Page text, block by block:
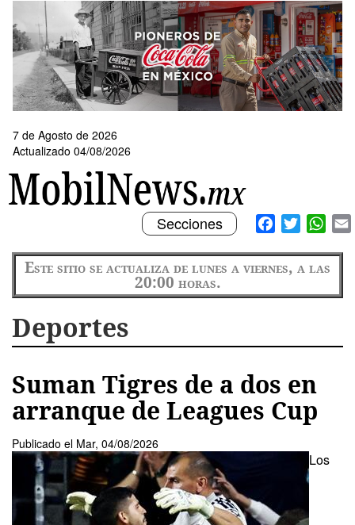
contenido
principal
7 de Agosto de 2026
Actualizado 04/08/2026
Facebook
Twitter
Toggle
navigation
Secciones
Este sitio se actualiza de lunes a viernes, a las
20:00 horas.
Deportes
Suman Tigres de a dos en
arranque de Leagues Cup
Publicado el Mar, 04/08/2026
Los